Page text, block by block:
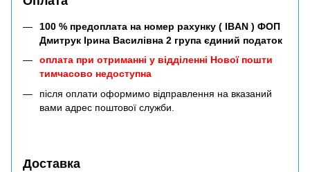
100 % предоплата на номер рахунку ( IBAN ) ФОП
Дмитрук Ірина Василівна 2 група єдиний податок
оплата при отриманні у відділенні Нової пошти
тимчасово недоступна
після оплати оформимо відправлення на вказаний
вами адрес поштової служби.
Доставка